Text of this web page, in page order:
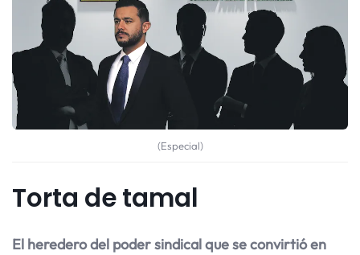
(Especial)
Torta de tamal
El heredero del poder sindical que se convirtió en